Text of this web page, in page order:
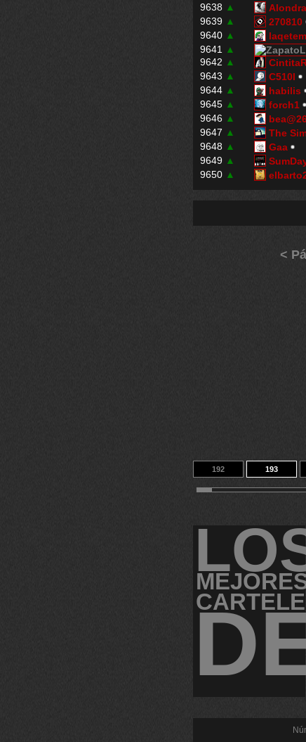
9638 ▲
9639 ▲ 270810
9640 ▲
9641
▲
9642 ▲
9643 ▲ C510I
9644 ▲ habilis
9645 ▲ forch1
9646 ▲
9647 ▲ The
9648 ▲ Gaa
9649 ▲
9650 ▲
<
192 193
202 203